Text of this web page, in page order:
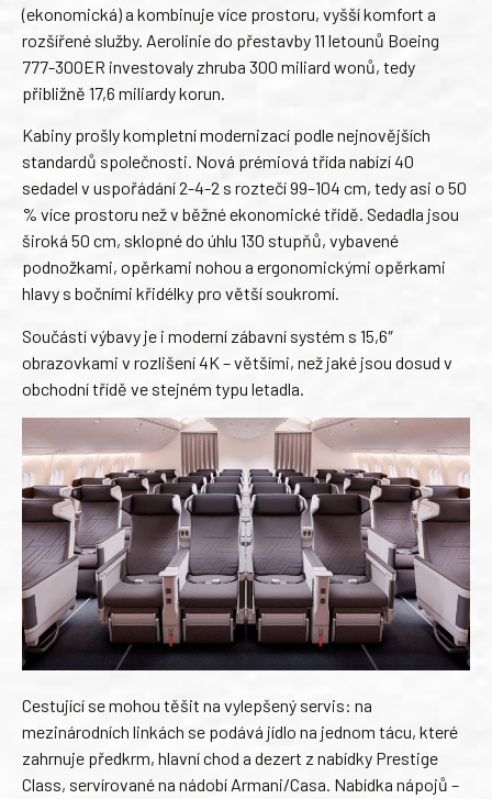
(ekonomická) a kombinuje více prostoru, vyšší komfort a
rozšířené služby. Aerolinie do přestavby 11 letounů Boeing
777-300ER investovaly zhruba 300 miliard wonů, tedy
přibližně 17,6 miliardy korun.
Kabiny prošly kompletní modernizací podle nejnovějších
standardů společnosti. Nová prémiová třída nabízí 40
sedadel v uspořádání 2-4-2 s roztečí 99–104 cm, tedy asi o 50
% více prostoru než v běžné ekonomické třídě. Sedadla jsou
široká 50 cm, sklopné do úhlu 130 stupňů, vybavené
podnožkami, opěrkami nohou a ergonomickými opěrkami
hlavy s bočními křidélky pro větší soukromí.
Součástí výbavy je i moderní zábavní systém s 15,6″
obrazovkami v rozlišení 4K – většími, než jaké jsou dosud v
obchodní třídě ve stejném typu letadla.
Cestující se mohou těšit na vylepšený servis: na
mezinárodních linkách se podává jídlo na jednom tácu, které
zahrnuje předkrm, hlavní chod a dezert z nabídky Prestige
Class, servírované na nádobí Armani/Casa. Nabídka nápojů –